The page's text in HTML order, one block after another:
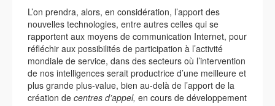
L’on prendra, alors, en considération, l’apport des
nouvelles technologies, entre autres celles qui se
rapportent aux moyens de communication Internet, pour
réfléchir aux possibilités de participation à l’activité
mondiale de service, dans des secteurs où l’intervention
de nos intelligences serait productrice d’une meilleure et
plus grande plus-value, bien au-delà de l’apport de la
création de centres d’appel, en cours de développement